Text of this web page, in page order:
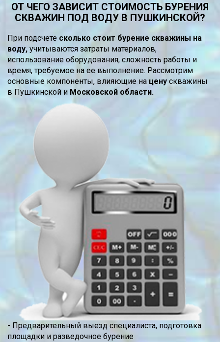
ОТ ЧЕГО ЗАВИСИТ СТОИМОСТЬ БУРЕНИЯ
СКВАЖИН ПОД ВОДУ В ПУШКИНСКОЙ?
При подсчете сколько стоит бурение скважины на
воду, учитываются затраты материалов,
использование оборудования, сложность работы и
время, требуемое на ее выполнение. Рассмотрим
основные компоненты, влияющие на цену скважины
в Пушкинской и Московской области.
- Предварительный выезд специалиста, подготовка
площадки и разведочное бурение